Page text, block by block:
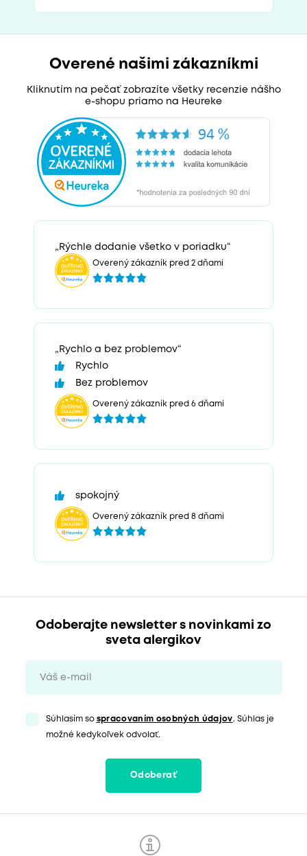
Overené našimi zákazníkmi
Kliknutím na pečať zobrazíte všetky recenzie nášho
e-shopu priamo na Heureke
„Rýchle dodanie všetko v poriadku“
Overený zákazník pred 2 dňami
„Rychlo a bez problemov“
Rychlo
Bez problemov
Overený zákazník pred 6 dňami
spokojný
Overený zákazník pred 8 dňami
Odoberajte newsletter s novinkami zo
sveta alergikov
Súhlasím so spracovaním osobných údajov. Súhlas je
možné kedykoľvek odvolať.
Odoberať